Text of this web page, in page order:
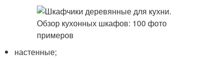
настенные;